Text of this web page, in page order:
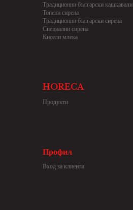
Традиционни български кашкавали
Топени сирена
Традиционни български сирена
Специални сирена
Кисели млека
HORECA
Продукти
Профил
Вход за клиенти